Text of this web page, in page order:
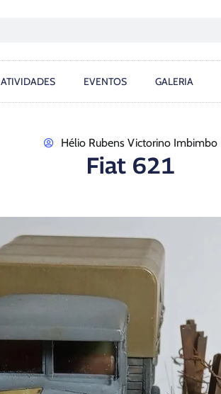
ATIVIDADES EVENTOS GALERIA
Hélio Rubens Victorino Imbimbo
Fiat 621